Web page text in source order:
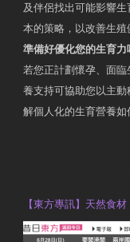
及伴侶找出可能影響
本的策略，以改善生殖
準備好優化您的生育力
若您正計劃懷孕、面
養支持可協助您以主
解個人化的生育營養如
【東方專訊】天然食